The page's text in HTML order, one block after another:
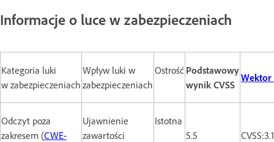
Informacje o luce w zabezpieczeniach
Kategoria luki
w zabezpieczeniach
Wpływ luki w
zabezpieczeniach
Ostrość Podstawowy
wynik CVSS
Wektor
Odczyt poza
zakresem (CWE-
Ujawnienie
zawartości
Istotna
5.5